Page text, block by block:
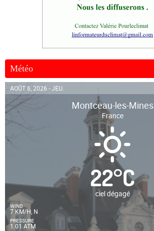
Météo
AOÛT 6, 2026 - JEU.
Montceau-les-Mines
France
22°C
ciel dégagé
WIND
7 KM/H, N
PRESSURE
1.01 ATM